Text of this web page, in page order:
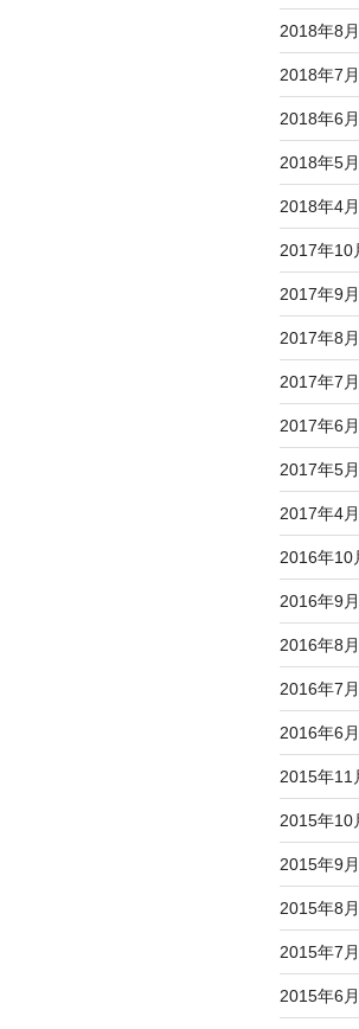
2018年8
2018年7
2018年6
2018年5
2018年4
2017年10
2017年9
2017年8
2017年7
2017年6
2017年5
2017年4
2016年10
2016年9
2016年8
2016年7
2016年6
2015年11
2015年10
2015年9
2015年8
2015年7
2015年6